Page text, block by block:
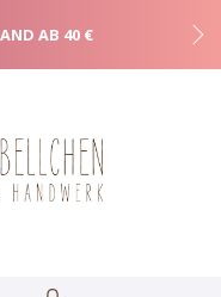
AB 40 €